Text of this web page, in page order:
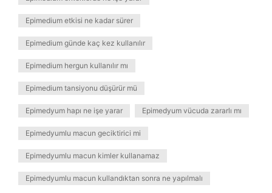
Epimedium etkisi ne kadar sürer
Epimedium günde kaç kez kullanılır
Epimedium hergun kullanılır mı
Epimedium tansiyonu düşürür mü
Epimedyum hapı ne işe yarar Epimedyum vücuda zararlı mı
Epimedyumlu macun geciktirici mi
Epimedyumlu macun kimler kullanamaz
Epimedyumlu macun kullandıktan sonra ne yapılmalı